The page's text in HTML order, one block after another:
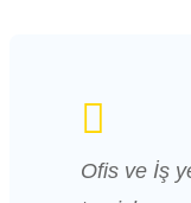
Ofis ve İş